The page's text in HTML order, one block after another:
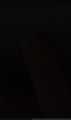
et de celle de